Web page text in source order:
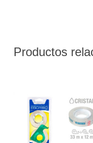
Productos